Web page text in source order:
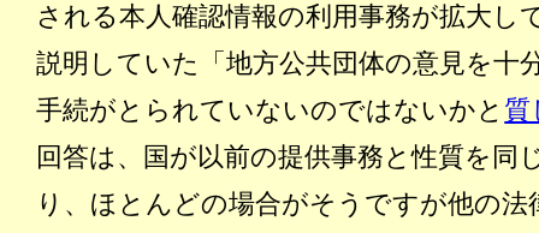
される本人確認情報の利用事務が拡大し
説明していた「地方公共団体の意見を十
手続がとられていないのではないかと 質
回答は、国が以前の提供事務と性質を同
り、ほとんどの場合がそうですが他の法